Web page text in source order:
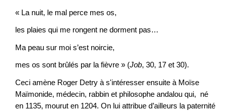
« La nuit, le mal perce mes os,
les plaies qui me rongent ne dorment pas…
Ma peau sur moi s’est noircie,
mes os sont brûlés par la fièvre » (Job, 30, 17 et 30).
Ceci amène Roger Detry à s'intéresser ensuite à Moïse
Maïmonide, médecin, rabbin et philosophe anda­lou qui, né
en 1135, mourut en 1204. On lui attribue d’ailleurs la paternité